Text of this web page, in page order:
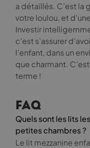
a détaillés. C’est la
votre loulou, et
Investir
c’est s’assurer
l’enfant, dans un
que charmant.
terme !
FAQ
Quels sont les lits
petites chambres ?
Le lit mezzanine